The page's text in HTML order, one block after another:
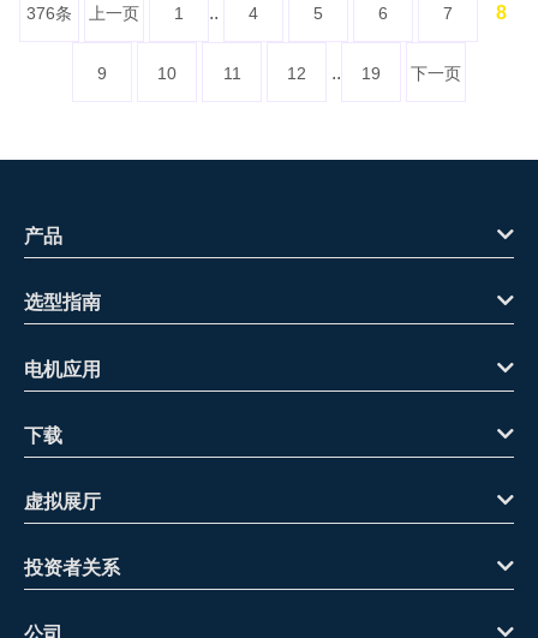
376条 上一页 1 .. 4 5 6 7 8
9 10 11 12 .. 19 下一页
产品
选型指南
电机应用
下载
虚拟展厅
投资者关系